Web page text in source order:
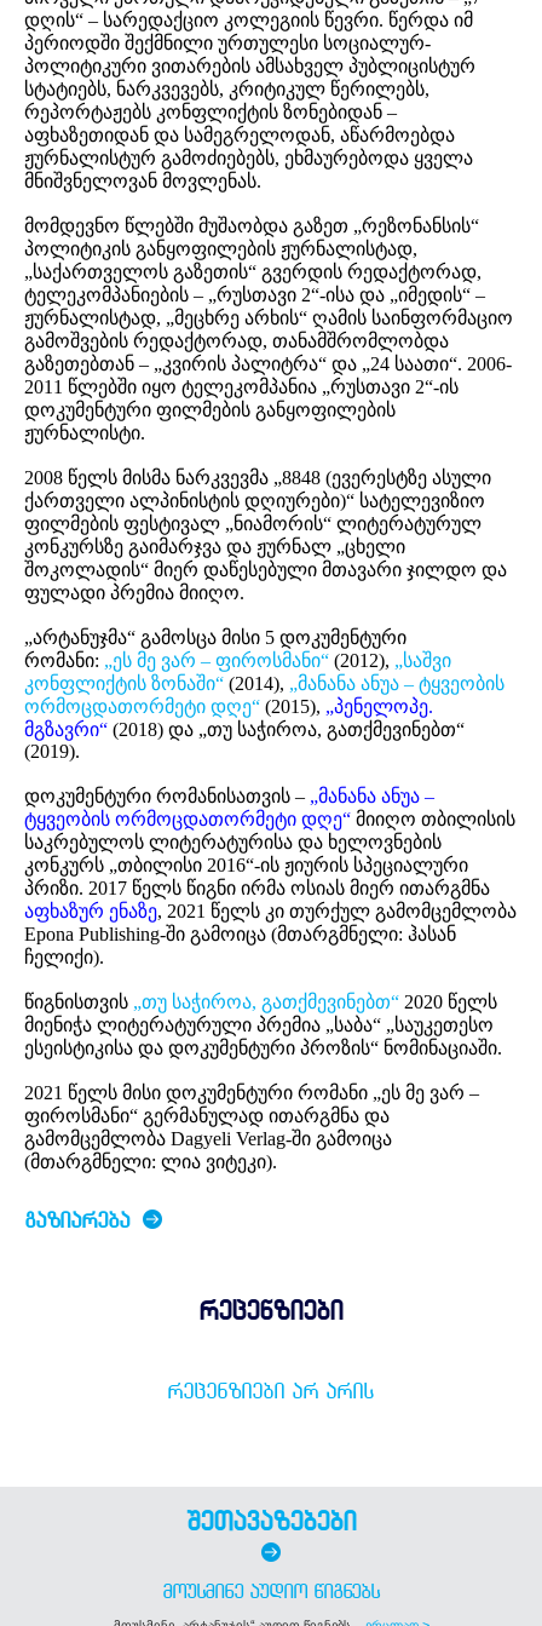
დღის“ – სარედაქციო კოლეგიის წევრი. წერდა იმ
პერიოდში შექმნილი ურთულესი სოციალურ-
პოლიტიკური ვითარების ამსახველ პუბლიცისტურ
სტატიებს, ნარკვევებს, კრიტიკულ წერილებს,
რეპორტაჟებს კონფლიქტის ზონებიდან –
აფხაზეთიდან და სამეგრელოდან, აწარმოებდა
ჟურნალისტურ გამოძიებებს, ეხმაურებოდა ყველა
მნიშვნელოვან მოვლენას.
მომდევნო წლებში მუშაობდა გაზეთ „რეზონანსის“
პოლიტიკის განყოფილების ჟურნალისტად,
„საქართველოს გაზეთის“ გვერდის რედაქტორად,
ტელეკომპანიების – „რუსთავი 2“-ისა და „იმედის“ –
ჟურნალისტად, „მეცხრე არხის“ ღამის საინფორმაციო
გამოშვების რედაქტორად, თანამშრომლობდა
გაზეთებთან – „კვირის პალიტრა“ და „24 საათი“. 2006-
2011 წლებში იყო ტელეკომპანია „რუსთავი 2“-ის
დოკუმენტური ფილმების განყოფილების
ჟურნალისტი.
2008 წელს მისმა ნარკვევმა „8848 (ევერესტზე ასული
ქართველი ალპინისტის დღიურები)“ სატელევიზიო
ფილმების ფესტივალ „ნიამორის“ ლიტერატურულ
კონკურსზე გაიმარჯვა და ჟურნალ „ცხელი
შოკოლადის“ მიერ დაწესებული მთავარი ჯილდო და
ფულადი პრემია მიიღო.
„არტანუჯმა“ გამოსცა მისი 5 დოკუმენტური
რომანი: „ეს მე ვარ – ფიროსმანი“ (2012), „საშვი
კონფლიქტის ზონაში“ (2014), „მანანა ანუა – ტყვეობის
ორმოცდათორმეტი დღე“ (2015), „პენელოპე.
მგზავრი“ (2018) და „თუ საჭიროა, გათქმევინებთ“
(2019).
დოკუმენტური რომანისათვის – „მანანა ანუა –
ტყვეობის ორმოცდათორმეტი დღე“ მიიღო თბილისის
საკრებულოს ლიტერატურისა და ხელოვნების
კონკურს „თბილისი 2016“-ის ჟიურის სპეციალური
პრიზი. 2017 წელს წიგნი ირმა ოსიას მიერ ითარგმნა
აფხაზურ ენაზე, 2021 წელს კი თურქულ გამომცემლობა
Epona Publishing-ში გამოიცა (მთარგმნელი: ჰასან
ჩელიქი).
წიგნისთვის „თუ საჭიროა, გათქმევინებთ“ 2020 წელს
მიენიჭა ლიტერატურული პრემია „საბა“ „საუკეთესო
ესეისტიკისა და დოკუმენტური პროზის“ ნომინაციაში.
2021 წელს მისი დოკუმენტური რომანი „ეს მე ვარ –
ფიროსმანი“ გერმანულად ითარგმნა და
გამომცემლობა Dagyeli Verlag-ში გამოიცა
(მთარგმნელი: ლია ვიტეკი).
ᲒᲐᲖᲘᲐᲠᲔᲑᲐ
რეცენზიები
ᲠᲔᲪᲔᲜᲖᲘᲔᲑᲘ ᲐᲠ ᲐᲠᲘᲡ
შეთავაზებები
ᲛᲝᲣᲡᲛᲘᲜᲔ ᲐᲣᲓᲘᲝ ᲬᲘᲒᲜᲔᲑᲡ